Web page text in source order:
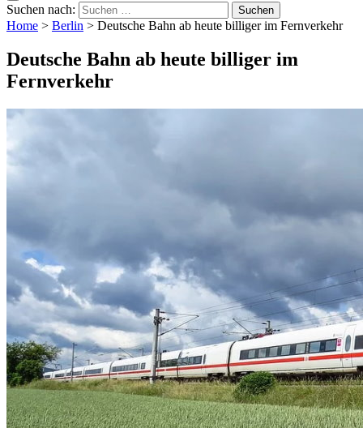
Suchen nach:
Home > Berlin > Deutsche Bahn ab heute billiger im Fernverkehr
Deutsche Bahn ab heute billiger im
Fernverkehr